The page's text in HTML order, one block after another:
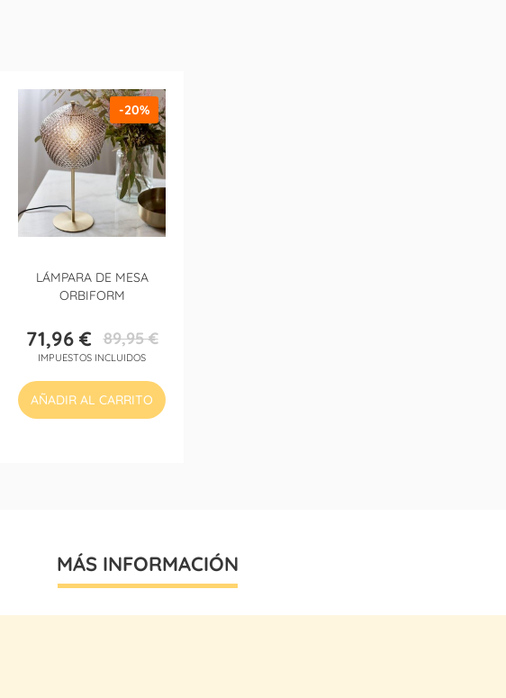
LÁMPARA DE MESA
ORBIFORM
Precio
71,96 €Precio
base
89,95 €
IMPUESTOS INCLUIDOS
-20%
AÑADIR AL CARRITO
MÁS INFORMACIÓN